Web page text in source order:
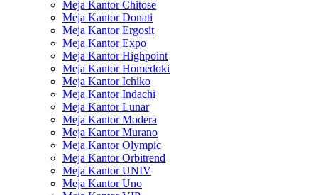
Meja Kantor Chitose
Meja Kantor Donati
Meja Kantor Ergosit
Meja Kantor Expo
Meja Kantor Highpoint
Meja Kantor Homedoki
Meja Kantor Ichiko
Meja Kantor Indachi
Meja Kantor Lunar
Meja Kantor Modera
Meja Kantor Murano
Meja Kantor Olympic
Meja Kantor Orbitrend
Meja Kantor UNIV
Meja Kantor Uno